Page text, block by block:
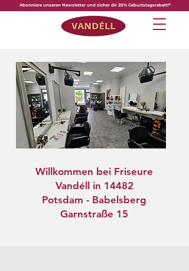
Abonniere unseren Newsletter und sicher dir 20% Geburtstagsrabatt!*
Willkommen bei Friseure
Vandéll in 14482
Potsdam - Babelsberg
Garnstraße 15